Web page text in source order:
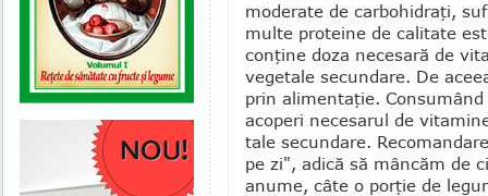
moderate de carbohidraţi,
multe proteine de calitate
con­ţine doza necesară de
vegetale secundare. De
prin alimentaţie.
acoperi nece­sarul de
tale secun­dare.
pe zi", adică să mâncăm de
anume, câte o porţie de